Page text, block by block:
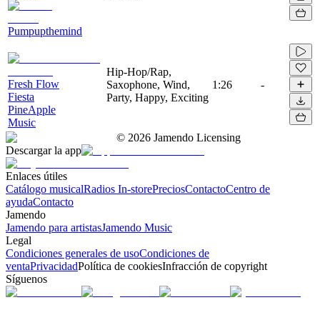
Pumpupthemind
Fresh Flow
Fiesta
PineApple
Music
Hip-Hop/Rap,
Saxophone, Wind,
Party, Happy, Exciting
1:26 -
© 2026 Jamendo Licensing
Descargar la app
Enlaces útiles
Catálogo musicalRadios In-storePreciosContactoCentro de
ayudaContacto
Jamendo
Jamendo para artistasJamendo Music
Legal
Condiciones generales de usoCondiciones de
ventaPrivacidadPolítica de cookiesInfracción de copyright
Síguenos